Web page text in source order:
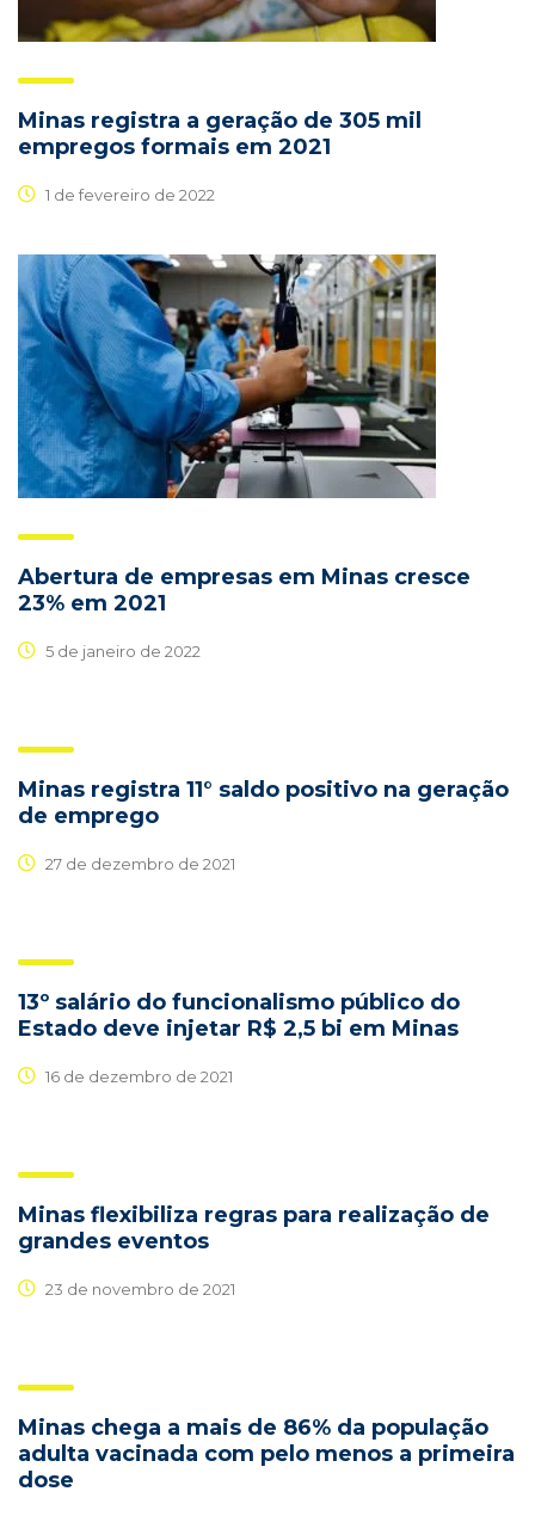
Minas registra a geração de 305 mil
empregos formais em 2021
1 de fevereiro de 2022
Abertura de empresas em Minas cresce
23% em 2021
5 de janeiro de 2022
Minas registra 11° saldo positivo na geração
de emprego
27 de dezembro de 2021
13º salário do funcionalismo público do
Estado deve injetar R$ 2,5 bi em Minas
16 de dezembro de 2021
Minas flexibiliza regras para realização de
grandes eventos
23 de novembro de 2021
Minas chega a mais de 86% da população
adulta vacinada com pelo menos a primeira
dose